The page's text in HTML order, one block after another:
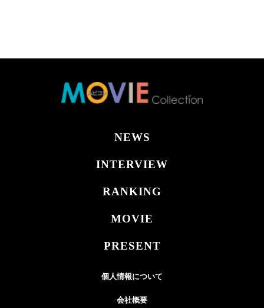
NEWS
INTERVIEW
RANKING
MOVIE
PRESENT
個人情報について
会社概要